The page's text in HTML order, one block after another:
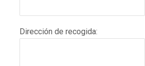
Dirección de recogida: